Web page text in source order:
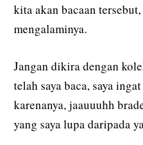
kita akan bacaan
mengalaminya.
Jangan dikira dengan
telah saya baca, saya
karenanya, jaauuuhh
yang saya lupa daripada